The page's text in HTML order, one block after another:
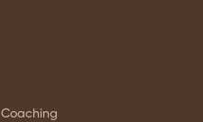
Coaching